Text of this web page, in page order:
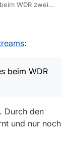
WDR zwei
681509/wdr_
mit der
zur
:
beim WDR
Durch den
und nur noch